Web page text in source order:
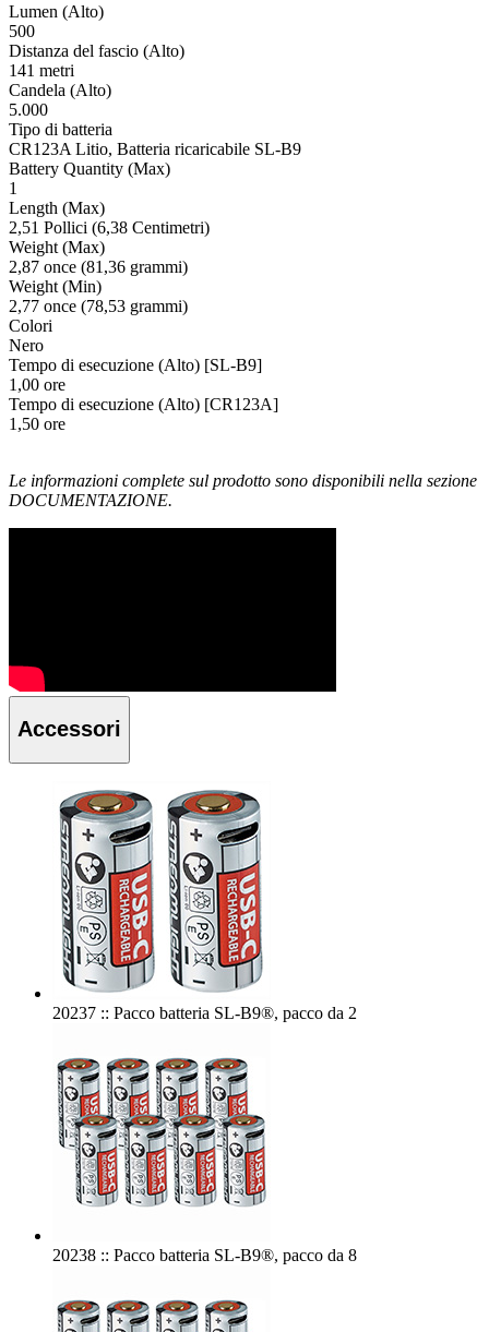
Lumen (Alto)
500
Distanza del fascio (Alto)
141 metri
Candela (Alto)
5.000
Tipo di batteria
CR123A Litio, Batteria ricaricabile SL-B9
Battery Quantity (Max)
1
Length (Max)
2,51 Pollici (6,38 Centimetri)
Weight (Max)
2,87 once (81,36 grammi)
Weight (Min)
2,77 once (78,53 grammi)
Colori
Nero
Tempo di esecuzione (Alto) [SL-B9]
1,00 ore
Tempo di esecuzione (Alto) [CR123A]
1,50 ore
Le informazioni complete sul prodotto sono disponibili nella sezione
DOCUMENTAZIONE.
Accessori
20237 :: Pacco batteria SL-B9®, pacco da 2
20238 :: Pacco batteria SL-B9®, pacco da 8